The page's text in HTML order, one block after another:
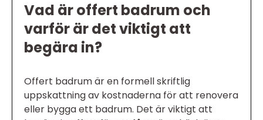
Vad är offert badrum och
varför är det viktigt att
begära in?
Offert badrum är en formell skriftlig
uppskattning av kostnaderna för att renovera
eller bygga ett badrum. Det är viktigt att